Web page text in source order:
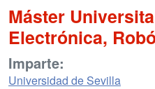
Máster
Electrónica,
Imparte:
Universidad de Sevilla